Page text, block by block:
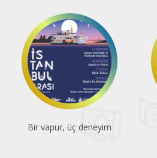
Bir vapur, üç deneyim